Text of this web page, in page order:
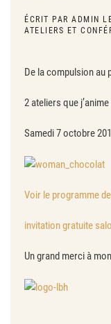
ÉCRIT PAR ADMIN
ATELIERS ET
De la compulsion au
2 ateliers que
Samedi 7 octobre
Voir le programme
invitation gratuite
Un grand merci à